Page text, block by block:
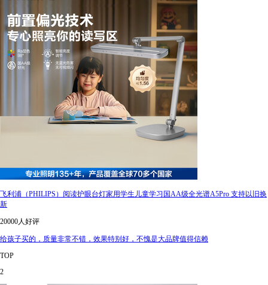
飞利浦（PHILIPS）阅读护眼台灯家用学生儿童学习国AA级全光谱A5Pro 支持以旧换
新
20000人好评
给孩子买的，质量非常不错，效果特别好，不愧是大品牌值得信赖
TOP
2